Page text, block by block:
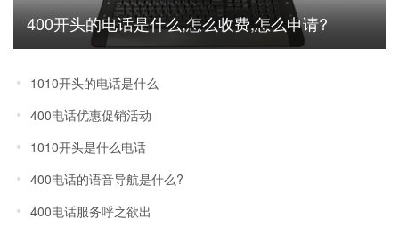
400开头的电话是什么,怎么收费,怎么申请?
1010开头的电话是什么
400电话优惠促销活动
1010开头是什么电话
400电话的语音导航是什么?
400电话服务呼之欲出